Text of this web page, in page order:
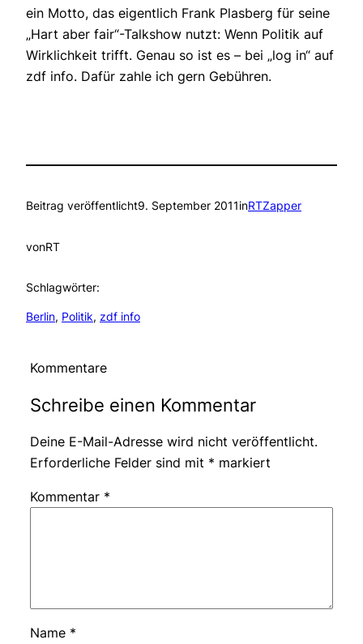
ein Motto, das eigentlich Frank Plasberg für seine
„Hart aber fair“-Talkshow nutzt: Wenn Politik auf
Wirklichkeit trifft. Genau so ist es – bei „log in“ auf
zdf info. Dafür zahle ich gern Gebühren.
Beitrag veröffentlicht9. September 2011inRTZapper
vonRT
Schlagwörter:
Berlin, Politik, zdf info
Kommentare
Schreibe einen Kommentar
Deine E-Mail-Adresse wird nicht veröffentlicht.
Erforderliche Felder sind mit * markiert
Kommentar *
Name *